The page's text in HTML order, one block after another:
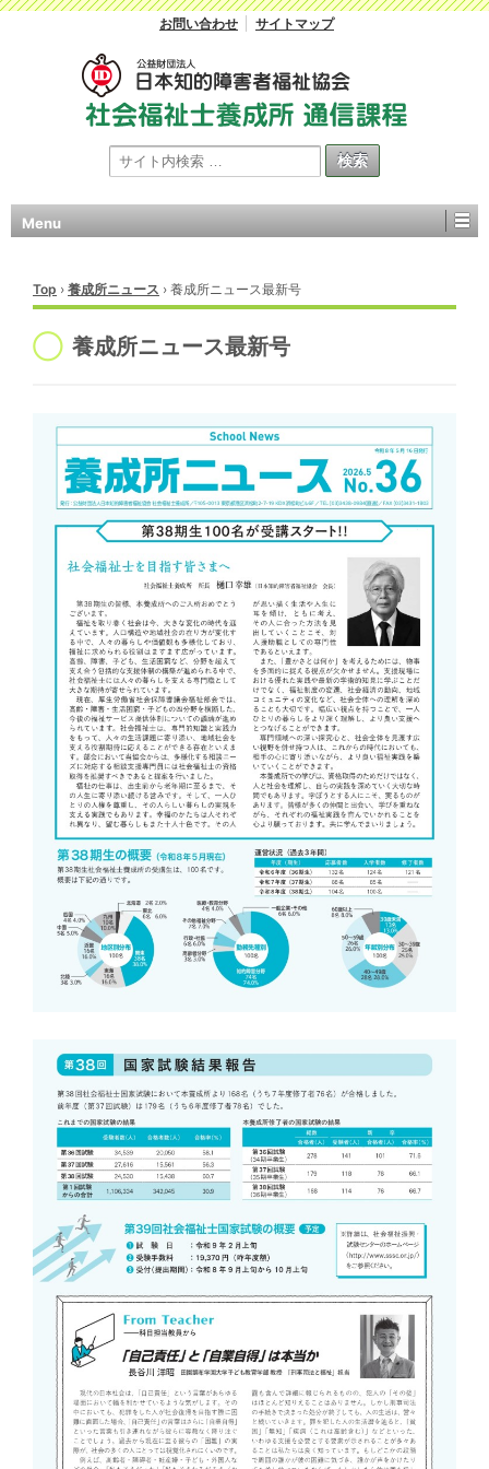
お問い合わせ サイトマップ
Menu
Top › 養成所ニュース › 養成所ニュース最新号
養成所ニュース最新号